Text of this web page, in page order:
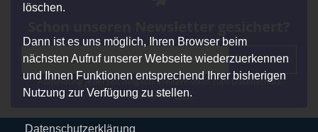
löschen.
Dann ist es uns möglich, Ihren Browser beim
nächsten Aufruf unserer Webseite wiederzuerkennen
und Ihnen Funktionen entsprechend Ihrer bisherigen
Nutzung zur Verfügung zu stellen.
Datenschutzerklärung
Abonnieren
Abmeldung jederzeit möglich. Weitere Infos zum Datenschutz
erhalten Siehier.